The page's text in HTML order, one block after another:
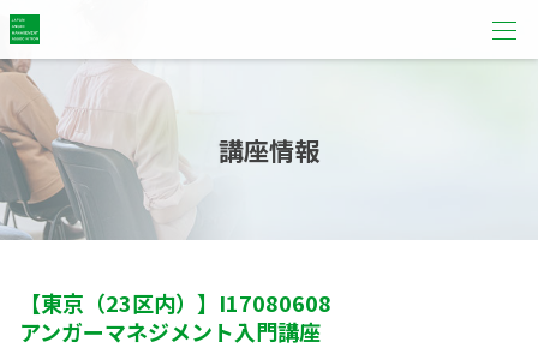
講座情報
【東京（23区内）】 I17080608
アンガーマネジメント入門講座